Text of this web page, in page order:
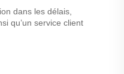
dans les délais,
qu’un service client